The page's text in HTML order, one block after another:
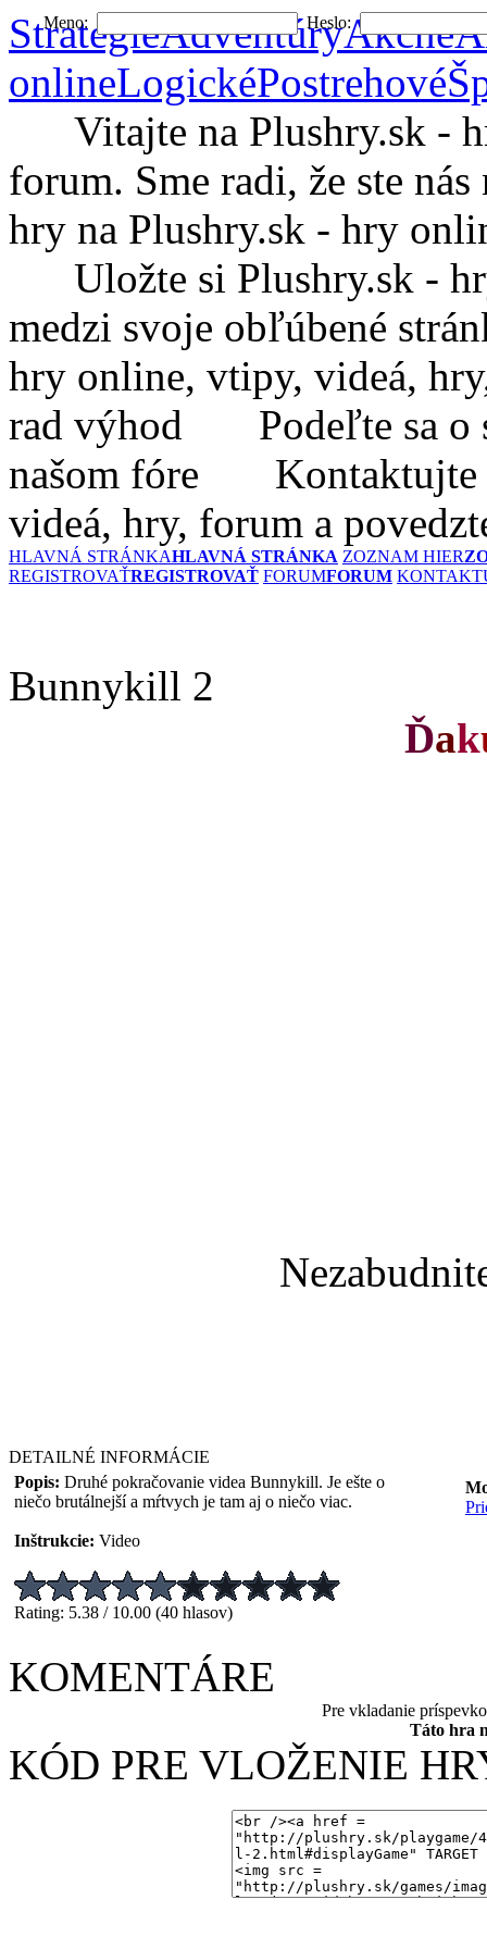
Meno: Heslo:
StratégieAdventúryAkčné
onlineLogickéPostrehové
Vitajte na Plushry.sk -
forum. Sme radi, že ste
hry na Plushry.sk - hry
Uložte si Plushry.sk -
medzi svoje obľúbené
hry online, vtipy, videá,
rad výhod
Podeľte sa o
našom fóre
Kontaktujte
videá, hry, forum a
HLAVNÁ STRÁNKAHLAVNÁ STRÁNKA ZOZNAM HIER
REGISTROVAŤREGISTROVAŤ FORUMFORUM
Bunnykill 2
Ďak
DETAILNÉ INFORMÁCIE
Popis: Druhé pokračovanie videa Bunnykill. Je ešte o
niečo brutálnejší a mŕtvych je tam aj o niečo viac.
Inštrukcie: Video
Rating: 5.38 / 10.00 (40 hlasov)
KOMENTÁRE
Pre vkladanie
Táto hra
KÓD PRE VLOŽENIE